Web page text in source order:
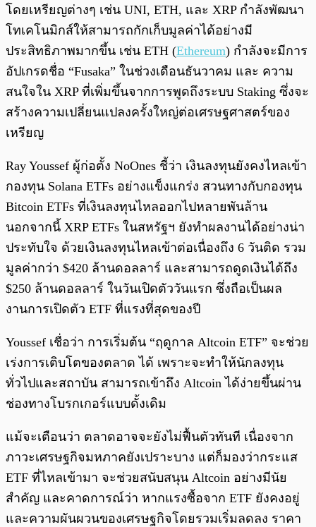
โดยเหรียญต่างๆ เช่น UNI, ETH, และ XRP กำลังพัฒนา
โทเคโนมิกส์ให้สามารถกักเก็บมูลค่าได้อย่างมี
ประสิทธิภาพมากขึ้น เช่น ETH (Ethereum) กำลังจะมีการ
อัปเกรดชื่อ “Fusaka” ในช่วงเดือนธันวาคม และ ความ
สนใจใน XRP ที่เพิ่มขึ้นจากการพูดถึงระบบ Staking ซึ่งจะ
สร้างความเปลี่ยนแปลงครั้งใหญ่ต่อเศรษฐศาสตร์ของ
เหรียญ
Ray Youssef ผู้ก่อตั้ง NoOnes ชี้ว่า เงินลงทุนยังคงไหลเข้า
กองทุน Solana ETFs อย่างแข็งแกร่ง สวนทางกับกองทุน
Bitcoin ETFs ที่เงินลงทุนไหลออกไปหลายพันล้าน
นอกจากนี้ XRP ETFs ในสหรัฐฯ ยังทำผลงานได้อย่างน่า
ประทับใจ ด้วยเงินลงทุนไหลเข้าต่อเนื่องถึง 6 วันติด รวม
มูลค่ากว่า $420 ล้านดอลลาร์ และสามารถดูดเงินได้ถึง
$250 ล้านดอลลาร์ ในวันเปิดตัววันแรก ซึ่งถือเป็นผล
งานการเปิดตัว ETF ที่แรงที่สุดของปี
Youssef เชื่อว่า การเริ่มต้น “ฤดูกาล Altcoin ETF” จะช่วย
เร่งการเติบโตของตลาด ได้ เพราะจะทำให้นักลงทุน
ทั่วไปและสถาบัน สามารถเข้าถึง Altcoin ได้ง่ายขึ้นผ่าน
ช่องทางโบรกเกอร์แบบดั้งเดิม
แม้จะเตือนว่า ตลาดอาจจะยังไม่ฟื้นตัวทันที เนื่องจาก
ภาวะเศรษฐกิจมหภาคยังเปราะบาง แต่ก็มองว่ากระแส
ETF ที่ไหลเข้ามา จะช่วยสนับสนุน Altcoin อย่างมีนัย
สำคัญ และคาดการณ์ว่า หากแรงซื้อจาก ETF ยังคงอยู่
และความผันผวนของเศรษฐกิจโดยรวมเริ่มลดลง ราคา